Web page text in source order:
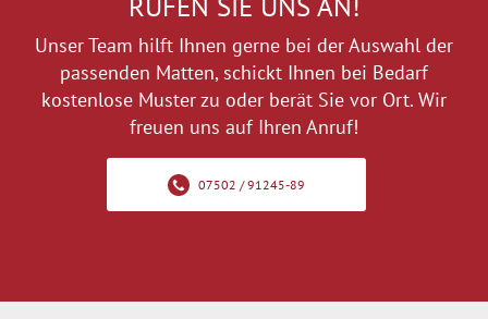
Unser Team hilft Ihnen gerne bei der Auswahl der
passenden Matten, schickt Ihnen bei Bedarf
kostenlose Muster zu oder berät Sie vor Ort. Wir
freuen uns auf Ihren Anruf!
07502 / 91245-89